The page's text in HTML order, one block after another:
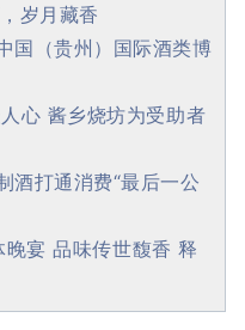
岁月藏香
国（贵州）国际酒类博
心 酱乡烧坊为受助者
酒打通消费“最后一公
宴 品味传世馥香 释